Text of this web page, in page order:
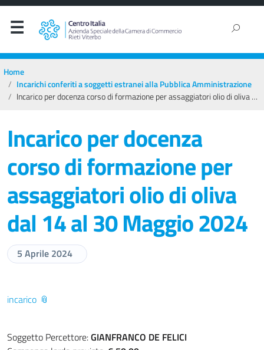
Home
Incarichi conferiti a soggetti estranei alla Pubblica Amministrazione
Incarico per docenza corso di formazione per assaggiatori olio di oliva dal 14 al 30 Maggio 2024
Incarico per docenza
corso di formazione per
assaggiatori olio di oliva
dal 14 al 30 Maggio 2024
5 Aprile 2024
incarico
Soggetto Percettore:GIANFRANCO DE FELICI